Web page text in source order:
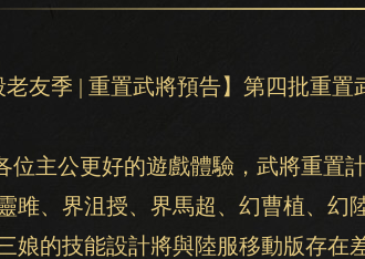
老友季 | 重置武將預告】第四批重
位主公更好的遊戲體驗，武將重置
雎、界沮授、界馬超、幻曹植、幻
娘的技能設計將與陸服移動版存在